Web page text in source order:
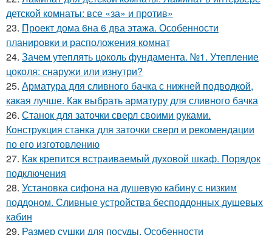
детской комнаты: все «за» и против»
23. Проект дома 6на 6 два этажа. Особенности
планировки и расположения комнат
24. Зачем утеплять цоколь фундамента. №1. Утепление
цоколя: снаружи или изнутри?
25. Арматура для сливного бачка с нижней подводкой,
какая лучше. Как выбрать арматуру для сливного бачка
26. Станок для заточки сверл своими руками.
Конструкция станка для заточки сверл и рекомендации
по его изготовлению
27. Как крепится встраиваемый духовой шкаф. Порядок
подключения
28. Установка сифона на душевую кабину с низким
поддоном. Сливные устройства бесподдонных душевых
кабин
29. Размер сушки для посуды. Особенности